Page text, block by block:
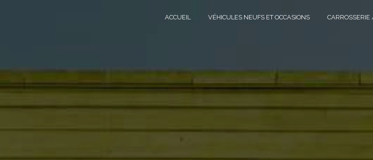
ACCUEIL VÉHICULES NEUFS ET OCCASIONS